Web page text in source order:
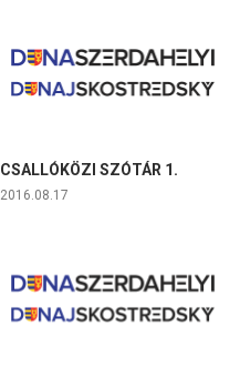
CSALLÓKÖZI SZÓTÁR 1.
2016.08.17